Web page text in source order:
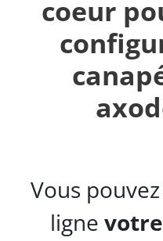
coeur
Vous
ligne votre